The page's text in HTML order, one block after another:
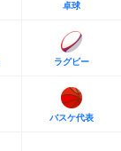
卓球
ラグビー
バスケ代表